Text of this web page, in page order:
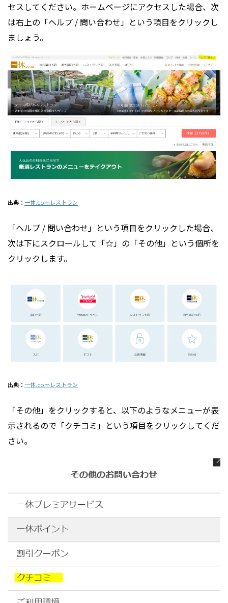
セスしてください。ホームページにアクセスした場合、次
は右上の「ヘルプ / 問い合わせ」という項目をクリックし
ましょう。
出典： 一休.comレストラン
「ヘルプ / 問い合わせ」という項目をクリックした場合、
次は下にスクロールして「☆」の「その他」という個所を
クリックします。
出典： 一休.comレストラン
「その他」をクリックすると、以下のようなメニューが表
示されるので「クチコミ」という項目をクリックしてくだ
さい。